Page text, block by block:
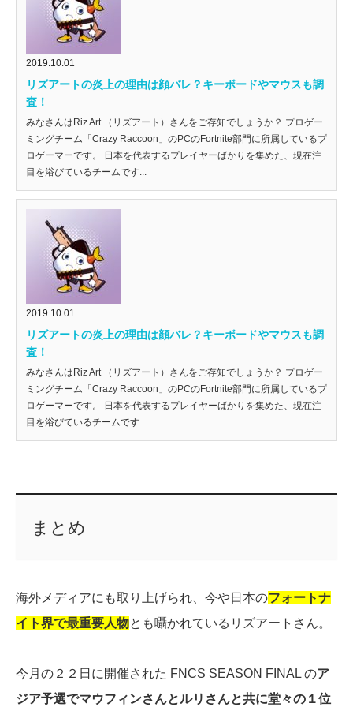
2019.10.01
リズアートの炎上の理由は顔バレ？キーボードやマウスも調
査！
みなさんはRiz Art （リズアート）さんをご存知でしょうか？ プロゲー
ミングチーム「Crazy Raccoon」のPCのFortnite部門に所属しているプ
ロゲーマーです。 日本を代表するプレイヤーばかりを集めた、現在注
目を浴びているチームです...
2019.10.01
リズアートの炎上の理由は顔バレ？キーボードやマウスも調
査！
みなさんはRiz Art （リズアート）さんをご存知でしょうか？ プロゲー
ミングチーム「Crazy Raccoon」のPCのFortnite部門に所属しているプ
ロゲーマーです。 日本を代表するプレイヤーばかりを集めた、現在注
目を浴びているチームです...
まとめ
海外メディアにも取り上げられ、今や日本のフォートナ
イト界で最重要人物とも囁かれているリズアートさん。
今月の２２日に開催された FNCS SEASON FINAL のア
ジア予選でマウフィンさんとルリさんと共に堂々の１位